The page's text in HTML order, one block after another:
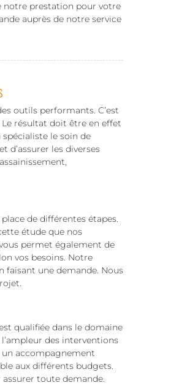
notre prestation pour votre
auprès de notre service
outils performants. C’est
résultat doit être en effet
spécialiste le soin de
d’assurer les diverses
de différentes étapes.
étude que nos
permet également de
vos besoins. Notre
faisant une demande. Nous
qualifiée dans le domaine
des interventions
un accompagnement
aux différents budgets.
toute demande.